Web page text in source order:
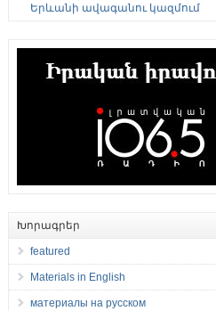
Երևանի ավագանու կազմում
Խորագրեր
featured
Materials in English
материалы на русском